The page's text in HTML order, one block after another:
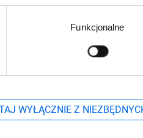
Funkcjonalne
WYŁĄCZNIE Z
o nowościach,